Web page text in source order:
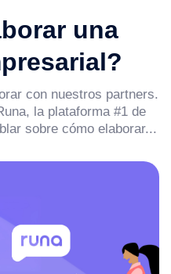
una
con nuestros partners.
la plataforma #1 de
sobre cómo elaborar...